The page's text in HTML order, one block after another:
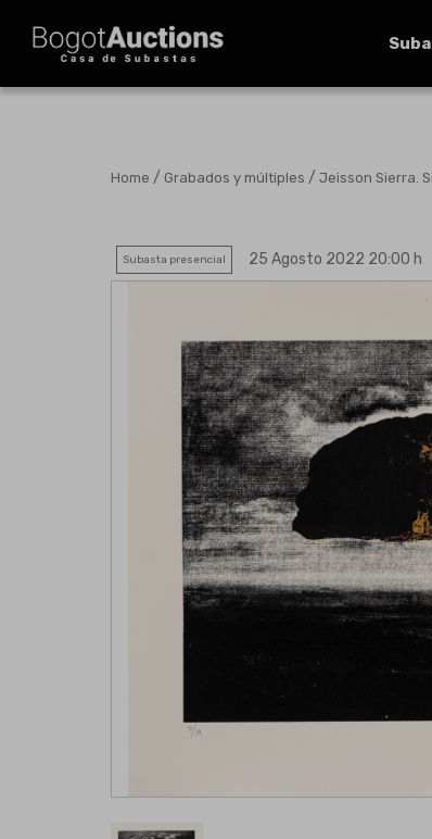
Home / Grabados y múltiples / Jeisson Sierra.
Subasta presencial 25 Agosto 2022 20:00 h